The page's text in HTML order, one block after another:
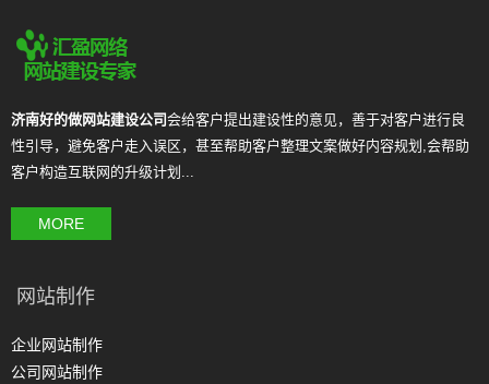
济南好的做网站建设公司会给客户提出建设性的意见，善于对客户进行良
性引导，避免客户走入误区，甚至帮助客户整理文案做好内容规划,会帮助
客户构造互联网的升级计划...
MORE
网站制作
企业网站制作
公司网站制作